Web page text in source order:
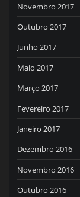
Novembro 2017
Outubro 2017
Junho 2017
Maio 2017
Março 2017
Fevereiro 2017
Janeiro 2017
Dezembro 2016
Novembro 2016
Outubro 2016